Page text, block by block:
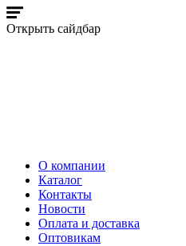
Открыть сайдбар
О компании
Каталог
Контакты
Новости
Оплата и доставка
Оптовикам